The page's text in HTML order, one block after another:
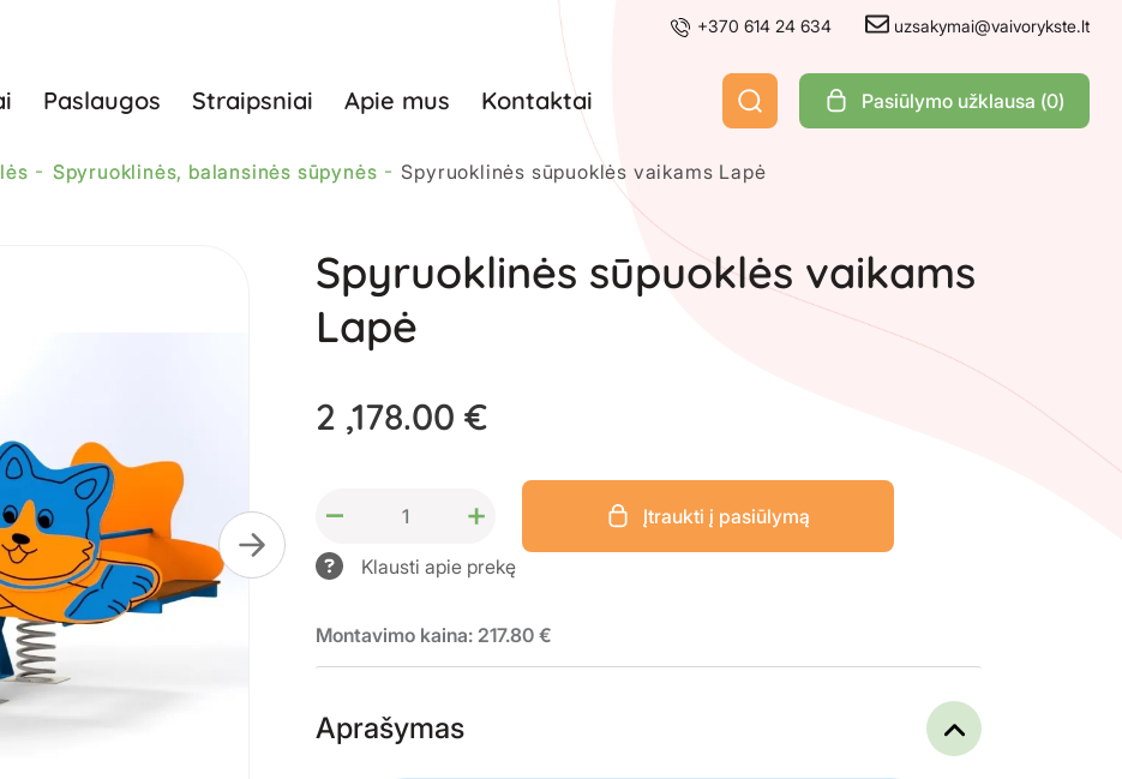
+370 614 24 634 uzsakymai@vaivorykste.lt
Paslaugos Straipsniai Apie mus Kontaktai Pasiūlymo užklausa (0)
Spyruoklinės, balansinės sūpynės Spyruoklinės sūpuoklės vaikams Lapė
Spyruoklinės sūpuoklės vaikams
Lapė
2 ,178.00 €
– + Įtraukti į pasiūlymą
Klausti apie prekę
Montavimo kaina: 217.80 €
Aprašymas